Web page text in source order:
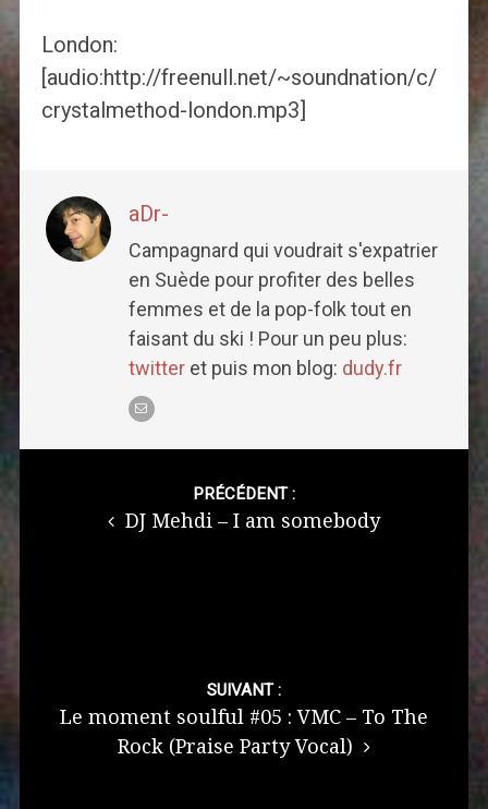
London:
[audio:http://freenull.net/~soundnation/c/
crystalmethod-london.mp3]
aDr-
Campagnard qui voudrait s'expatrier
en Suède pour profiter des belles
femmes et de la pop-folk tout en
faisant du ski ! Pour un peu plus:
twitteret puis mon blog: dudy.fr
PRÉCÉDENT :
DJ Mehdi – I am somebody
SUIVANT :
Le moment soulful #05 : VMC – To The
Rock (Praise Party Vocal)